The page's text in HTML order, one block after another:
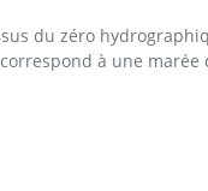
du zéro
à une marée